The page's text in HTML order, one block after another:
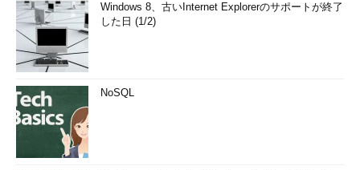
Windows 8、古いInternet Explorerのサポートが終了
した日 (1/2)
NoSQL